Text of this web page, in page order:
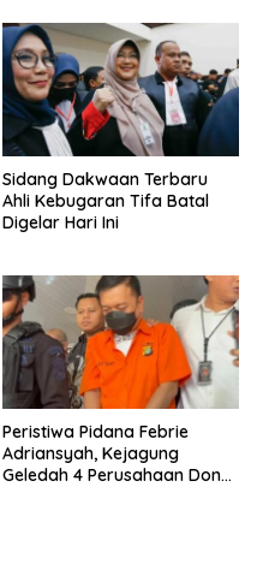
Sidang Dakwaan Terbaru
Ahli Kebugaran Tifa Batal
Digelar Hari Ini
Peristiwa Pidana Febrie
Adriansyah, Kejagung
Geledah 4 Perusahaan Don